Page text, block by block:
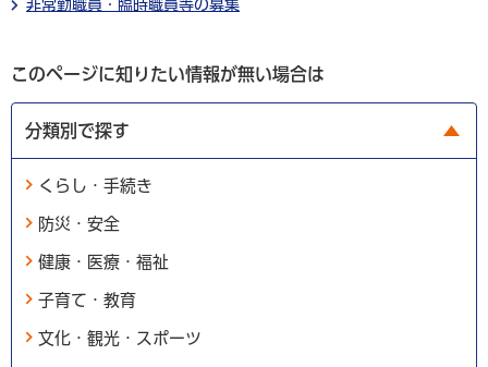
非常勤職員・臨時職員等の募集
このページに知りたい情報が無い場合は
分類別で探す
くらし・手続き
防災・安全
健康・医療・福祉
子育て・教育
文化・観光・スポーツ